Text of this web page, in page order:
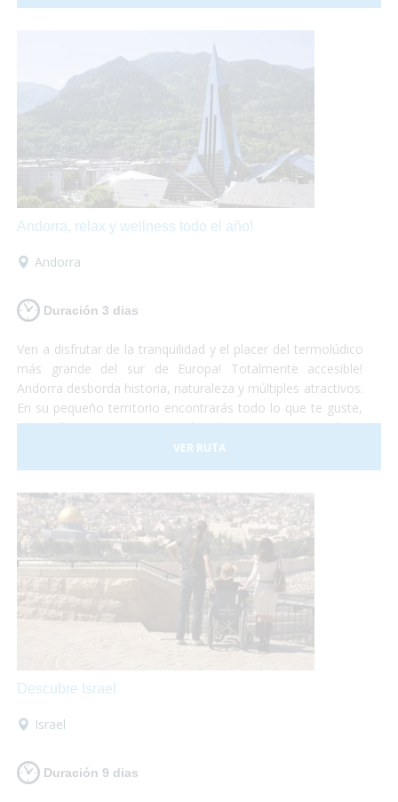
hasta una granja llena de animales!
Andorra, relax y wellness todo el año!
Andorra
Duración 3 dias
Ven a disfrutar de la tranquilidad y el placer del termolúdico
más grande del sur de Europa! Totalmente accesible!
Andorra desborda historia, naturaleza y múltiples atractivos.
En su pequeño territorio encontrarás todo lo que te guste,
relajación en sus aguas termales, shopping en sus tiendas y
centros comerciales, disfrutar de su gastronomía
internacional o de su cocina típica de montaña, todo lo que
VER RUTA
Descubre Israel
Israel
Duración 9 dias